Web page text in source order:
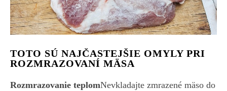
TOTO SÚ NAJČASTEJŠIE OMYLY PRI
ROZMRAZOVANÍ MÄSA
Rozmrazovanie teplomNevkladajte zmrazené mäso do